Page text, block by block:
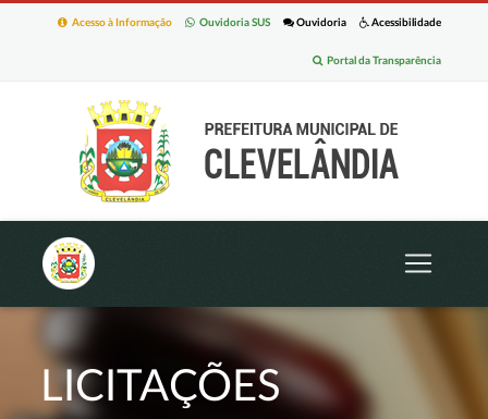
Acessibilidade
Ouvidoria
Ouvidoria SUS
Acesso à Informação
Portal da Transparência
LICITAÇÕES